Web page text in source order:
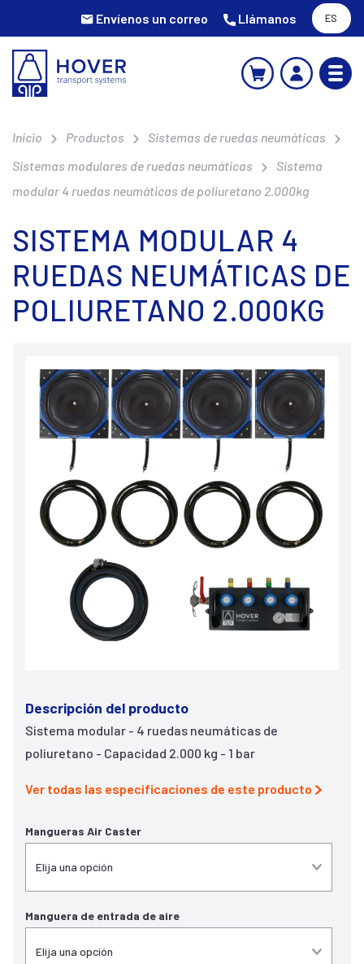
Envíenos un correo Llámanos ES
Inicio Productos
Sistemas de ruedas neumáticas
Sistemas modulares de ruedas neumáticas
Sistema
modular 4 ruedas neumáticas de poliuretano 2.000kg
SISTEMA MODULAR 4
RUEDAS NEUMÁTICAS DE
POLIURETANO 2.000KG
Descripción del producto
Sistema modular - 4 ruedas neumáticas de
poliuretano - Capacidad 2.000 kg - 1 bar
Ver todas las especificaciones de este producto
Mangueras Air Caster
Manguera de entrada de aire